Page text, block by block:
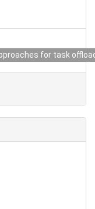
for task